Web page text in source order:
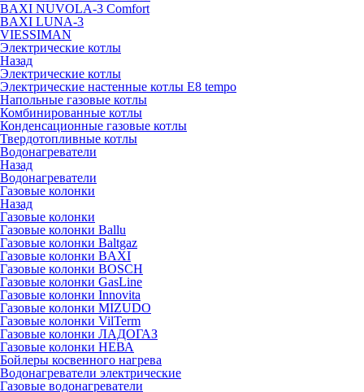
BAXI NUVOLA-3 Comfort
BAXI LUNA-3
VIESSIMAN
Электрические котлы
Назад
Электрические котлы
Электрические настенные котлы E8 tempo
Напольные газовые котлы
Комбинированные котлы
Конденсационные газовые котлы
Твердотопливные котлы
Водонагреватели
Назад
Водонагреватели
Газовые колонки
Назад
Газовые колонки
Газовые колонки Ballu
Газовые колонки Baltgaz
Газовые колонки BAXI
Газовые колонки BOSCH
Газовые колонки GasLine
Газовые колонки Innovita
Газовые колонки MIZUDO
Газовые колонки VilTerm
Газовые колонки ЛАДОГАЗ
Газовые колонки НЕВА
Бойлеры косвенного нагрева
Водонагреватели электрические
Газовые водонагреватели